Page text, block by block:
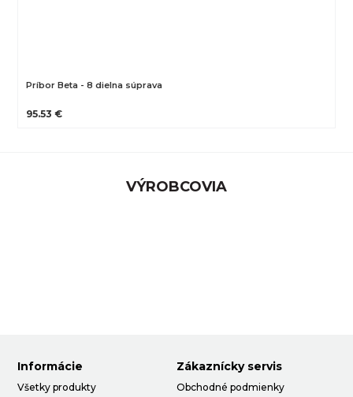
Príbor Beta - 8 dielna súprava
95.53 €
VÝROBCOVIA
Informácie
Všetky produkty
Zákaznícky servis
Obchodné podmienky